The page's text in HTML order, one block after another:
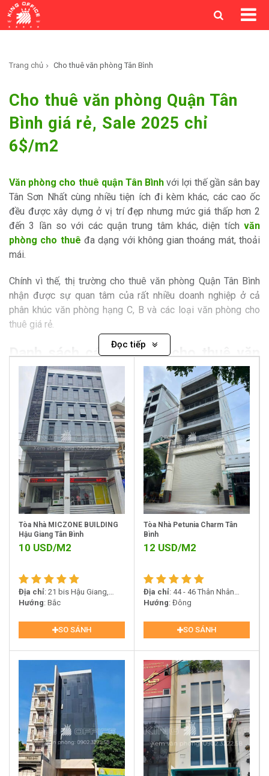
Trang chủ Cho thuê văn phòng Tân Bình
Cho thuê văn phòng Quận Tân
Bình giá rẻ, Sale 2025 chỉ
6$/m2
Văn phòng cho thuê quận Tân Bình với lợi thế gần sân bay
Tân Sơn Nhất cùng nhiều tiện ích đi kèm khác, các cao ốc
đều được xây dựng ở vị trí đẹp nhưng mức giá thấp hơn 2
đến 3 lần so với các quận trung tâm khác, diện tích văn
phòng cho thuê đa dạng với không gian thoáng mát, thoải
mái.
Chính vì thế, thị trường cho thuê văn phòng Quận Tân Bình
nhận được sự quan tâm của rất nhiều doanh nghiệp ở cả
phân khúc văn phòng hạng C, B và các loại văn phòng cho
thuê giá rẻ.
Danh sách các tòa nhà cho thuê văn
phòng quận Tân Bình
Đọc tiếp
Tòa Nhà MICZONE BUILDING
Hậu Giang Tân Bình
10 USD/M2
Địa chỉ: 21 bis Hậu Giang,
Phường 4, Quận Tân Bình
Hướng : Bắc
SO SÁNH
Tòa Nhà Petunia Charm Tân
Bình
12 USD/M2
Địa chỉ: 44 - 46 Thân Nhân
Trung, phường 13, quận Tân
Hướng : Đông
SO SÁNH